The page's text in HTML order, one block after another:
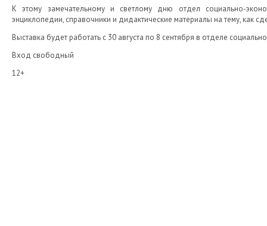
К этому замечательному и светлому дню отдел социально-
энциклопедии, справочники и дидактические материалы на тему, как
Выставка будет работать с 30 августа по 8 сентября в отделе
Вход свободный
12+